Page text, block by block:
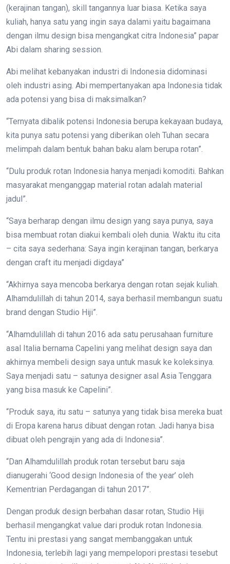
(kerajinan tangan), skill tangannya luar biasa. Ketika saya
kuliah, hanya satu yang ingin saya dalami yaitu bagaimana
dengan ilmu design bisa mengangkat citra Indonesia” papar
Abi dalam sharing session.
Abi melihat kebanyakan industri di Indonesia didominasi
oleh industri asing. Abi mempertanyakan apa Indonesia tidak
ada potensi yang bisa di maksimalkan?
“Ternyata dibalik potensi Indonesia berupa kekayaan budaya,
kita punya satu potensi yang diberikan oleh Tuhan secara
melimpah dalam bentuk bahan baku alam berupa rotan”.
“Dulu produk rotan Indonesia hanya menjadi komoditi. Bahkan
masyarakat menganggap material rotan adalah material
jadul”.
“Saya berharap dengan ilmu design yang saya punya, saya
bisa membuat rotan diakui kembali oleh dunia. Waktu itu cita
– cita saya sederhana: Saya ingin kerajinan tangan, berkarya
dengan craft itu menjadi digdaya”
“Akhirnya saya mencoba berkarya dengan rotan sejak kuliah.
Alhamdulillah di tahun 2014, saya berhasil membangun suatu
brand dengan Studio Hiji”.
“Alhamdulillah di tahun 2016 ada satu perusahaan furniture
asal Italia bernama Capelini yang melihat design saya dan
akhirnya membeli design saya untuk masuk ke koleksinya.
Saya menjadi satu – satunya designer asal Asia Tenggara
yang bisa masuk ke Capelini”.
“Produk saya, itu satu – satunya yang tidak bisa mereka buat
di Eropa karena harus dibuat dengan rotan. Jadi hanya bisa
dibuat oleh pengrajin yang ada di Indonesia”.
“Dan Alhamdulillah produk rotan tersebut baru saja
dianugerahi ‘Good design Indonesia of the year’ oleh
Kementrian Perdagangan di tahun 2017”.
Dengan produk design berbahan dasar rotan, Studio Hiji
berhasil mengangkat value dari produk rotan Indonesia.
Tentu ini prestasi yang sangat membanggakan untuk
Indonesia, terlebih lagi yang mempelopori prestasi tesebut